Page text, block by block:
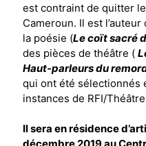
est contraint de quitter
Cameroun. Il est
la poésie (Le coït sacré
des pièces de théâtre (
Haut-parleurs du
qui ont été sélectionnés
instances de RFI/
Il sera en résidence